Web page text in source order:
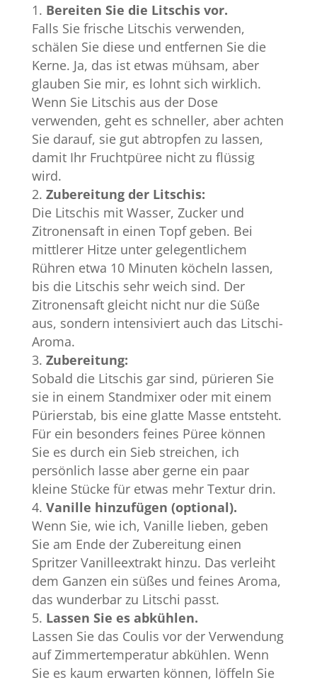
Bereiten Sie die Litschis vor.
Falls Sie frische Litschis verwenden,
schälen Sie diese und entfernen Sie die
Kerne. Ja, das ist etwas mühsam, aber
glauben Sie mir, es lohnt sich wirklich.
Wenn Sie Litschis aus der Dose
verwenden, geht es schneller, aber achten
Sie darauf, sie gut abtropfen zu lassen,
damit Ihr Fruchtpüree nicht zu flüssig
wird.
Zubereitung der Litschis:
Die Litschis mit Wasser, Zucker und
Zitronensaft in einen Topf geben. Bei
mittlerer Hitze unter gelegentlichem
Rühren etwa 10 Minuten köcheln lassen,
bis die Litschis sehr weich sind. Der
Zitronensaft gleicht nicht nur die Süße
aus, sondern intensiviert auch das Litschi-
Aroma.
Zubereitung:
Sobald die Litschis gar sind, pürieren Sie
sie in einem Standmixer oder mit einem
Pürierstab, bis eine glatte Masse entsteht.
Für ein besonders feines Püree können
Sie es durch ein Sieb streichen, ich
persönlich lasse aber gerne ein paar
kleine Stücke für etwas mehr Textur drin.
Vanille hinzufügen (optional).
Wenn Sie, wie ich, Vanille lieben, geben
Sie am Ende der Zubereitung einen
Spritzer Vanilleextrakt hinzu. Das verleiht
dem Ganzen ein süßes und feines Aroma,
das wunderbar zu Litschi passt.
Lassen Sie es abkühlen.
Lassen Sie das Coulis vor der Verwendung
auf Zimmertemperatur abkühlen. Wenn
Sie es kaum erwarten können, löffeln Sie